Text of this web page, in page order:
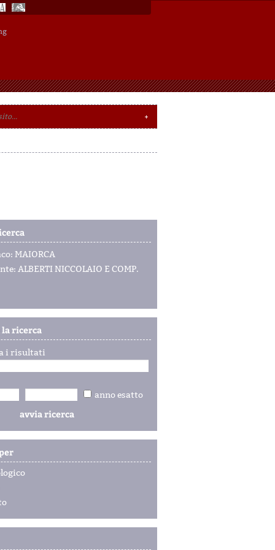
MAIORCA
ALBERTI NICCOLAIO E COMP.
ricerca
i risultati
anno esatto